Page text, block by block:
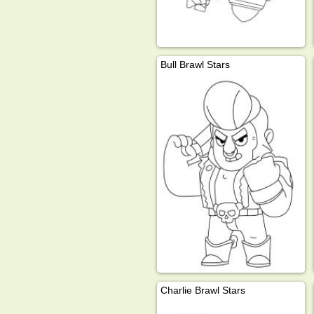
Bull Brawl Stars
Charlie Brawl Stars